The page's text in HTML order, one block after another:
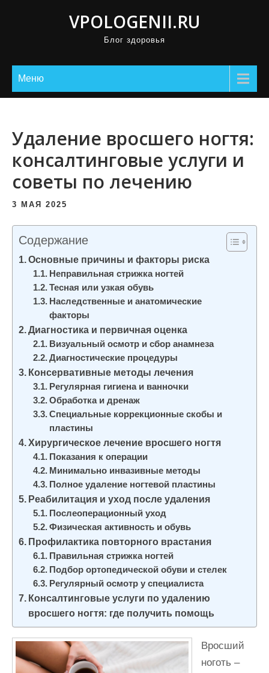
VPOLOGENII.RU
Блог здоровья
Меню
Удаление вросшего ногтя:
консалтинговые услуги и
советы по лечению
3 МАЯ 2025
Содержание
Основные причины и факторы риска
Неправильная стрижка ногтей
Тесная или узкая обувь
Наследственные и анатомические
факторы
Диагностика и первичная оценка
Визуальный осмотр и сбор анамнеза
Диагностические процедуры
Консервативные методы лечения
Регулярная гигиена и ванночки
Обработка и дренаж
Специальные коррекционные скобы и
пластины
Хирургическое лечение вросшего ногтя
Показания к операции
Минимально инвазивные методы
Полное удаление ногтевой пластины
Реабилитация и уход после удаления
Послеоперационный уход
Физическая активность и обувь
Профилактика повторного врастания
Правильная стрижка ногтей
Подбор ортопедической обуви и стелек
Регулярный осмотр у специалиста
Консалтинговые услуги по удалению
вросшего ногтя: где получить помощь
Вросший
ноготь –